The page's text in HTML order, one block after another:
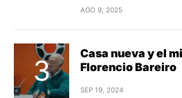
AGO 9, 2025
Casa nueva y el
Florencio Bareiro
SEP 19, 2024